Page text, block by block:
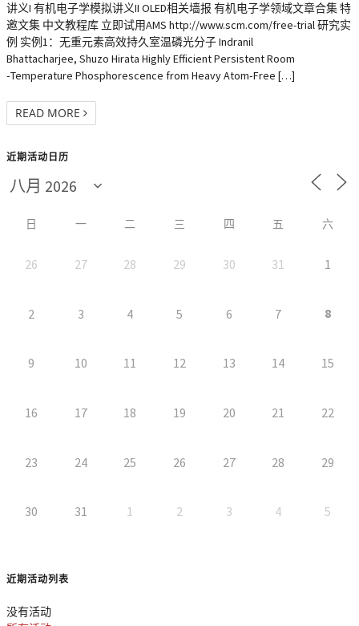
讲义I 有机电子学模拟讲义II OLED相关墙报 有机电子学领域文章合集 特
邀文集 中文教程库 立即试用AMS http://www.scm.com/free-trial 研究实
例 实例1：无重元素高效持久室温磷光分子 Indranil
Bhattacharjee, Shuzo Hirata Highly Efficient Persistent Room
‐Temperature Phosphorescence from Heavy Atom‐Free […]
READ MORE
近期活动日历
日 一 二 三 四 五 六
26 27 28 29 30 31 1
2 3 4 5 6 7 8
9 10 11 12 13 14 15
16 17 18 19 20 21 22
23 24 25 26 27 28 29
30 31 1 2 3 4 5
近期活动列表
没有活动